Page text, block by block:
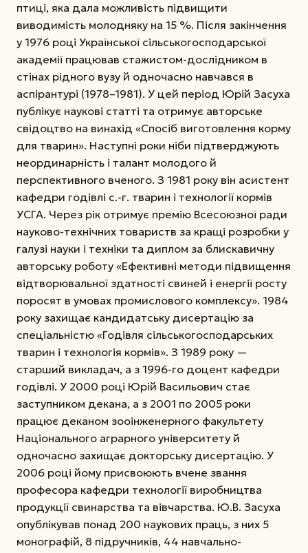
птиці, яка дала можливість підвищити
виводимість молодняку на 15 %. Після закінчення
у 1976 році Української сільськогосподарської
академії працював ста­жистом-дослідником в
стінах рідного вузу й одночасно навчався в
аспірантурі (1978–1981). У цей період Юрій Засуха
публікує наукові статті та отримує авторське
свідоцтво на винахід «Спосіб виготовлення корму
для тварин». Наступні роки ніби підтверджують
неординарність і талант молодого й
перспективного вченого. З 1981 року він асистент
кафедри годівлі с.-г. тварин і технології кормів
УСГА. Через рік отримує премію Всесоюзної ради
науково-технічних товариств за кращі розробки у
галузі науки і техніки та диплом за блискавичну
авторську роботу «Ефективні методи підвищення
відтворювальної здатності свиней і енергії росту
поросят в умовах промислового комплексу». 1984
року захищає кандидатську дисертацію за
спеціальністю «Годівля сільськогосподарських
тварин і технологія кормів». З 1989 року —
старший викладач, а з 1996-го доцент кафедри
годівлі. У 2000 році Юрій Васильович стає
заступником декана, а з 2001 по 2005 роки
працює деканом зооінженерного факультету
Національного аграрного університету й
одночасно захищає докторську дисертацію. У
2006 році йому присвоюють вчене звання
професора кафедри технології виробництва
продукції свинарства та вівчарства. Ю.В. Засуха
опублікував понад 200 наукових праць, з них 5
монографій, 8 підручників, 44 навчально-